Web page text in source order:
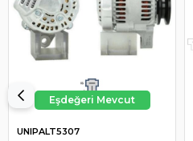
UNIPALT5307